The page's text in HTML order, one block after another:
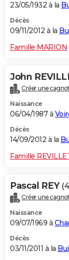
23/05/1932 à la
Décès
09/11/2012 à la
Famille MARION
John
Créer une
Naissance
06/04/1987 à
Décès
14/09/2012 à la
Famille
Pascal REY
Créer une
Naissance
09/07/1969 à
Décès
03/11/2011 à la